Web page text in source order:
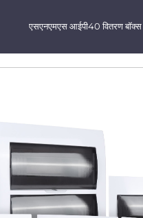
एसएनएमएस आईपी40 वितरण बॉक्स